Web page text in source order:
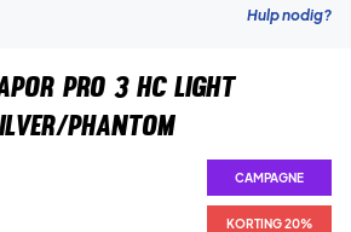
Hulp nodig?
Pro 3 HC Light
Phantom
CAMPAGNE
KORTING 20%
CAMPAGNE
KORTING 20%
CAMPAGNE
KORTING 20%
CAMPAGNE
KORTING 20%
CAMPAGNE
KORTING 20%
CAMPAGNE
KORTING 20%
CAMPAGNE
KORTING 20%
CAMPAGNE
KORTING 20%